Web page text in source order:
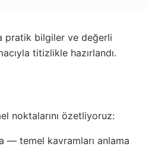
pratik bilgiler ve değerli
titizlikle hazırlandı.
noktalarını özetliyoruz:
— temel kavramları anlama